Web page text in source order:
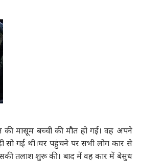
की मासूम बच्ची की मौत हो गई। वह अपने
सो गई थी।घर पहुंचने पर सभी लोग कार से
तलाश शुरू की। बाद में वह कार में बेसुध